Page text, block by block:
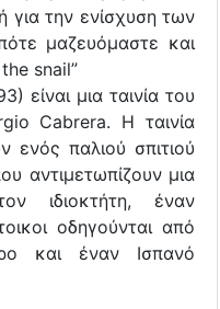
για την ενίσχυση των
μαζευόμαστε και
snail”
είναι μια ταινία του
Cabrera. Η ταινία
ενός παλιού σπιτιού
αντιμετωπίζουν μια
ιδιοκτήτη, έναν
οδηγούνται από
και έναν Ισπανό